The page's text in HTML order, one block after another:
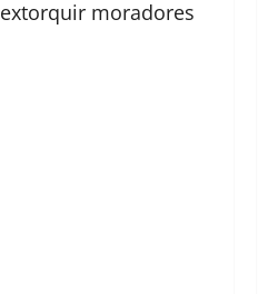
moradores